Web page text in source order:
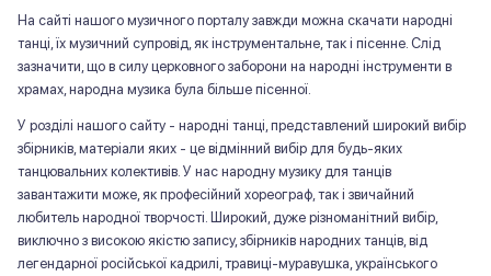
На сайті нашого музичного порталу завжди можна скачати народні
танці, їх музичний супровід, як інструментальне, так і пісенне. Слід
зазначити, що в силу церковного заборони на народні інструменти в
храмах, народна музика була більше пісенної.
У розділі нашого сайту - народні танці, представлений широкий вибір
збірників, матеріали яких - це відмінний вибір для будь-яких
танцювальних колективів. У нас народну музику для танців
завантажити може, як професійний хореограф, так і звичайний
любитель народної творчості. Широкий, дуже різноманітний вибір,
виключно з високою якістю запису, збірників народних танців, від
легендарної російської кадрилі, травиці-муравушка, українського